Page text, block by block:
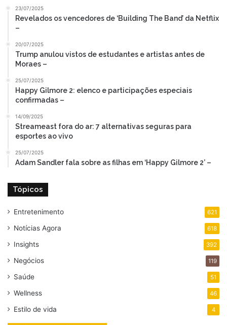
23/07/2025
Revelados os vencedores de ‘Building The Band’ da Netflix
–
20/07/2025
Trump anulou vistos de estudantes e artistas antes de
Moraes –
25/07/2025
Happy Gilmore 2: elenco e participações especiais
confirmadas –
14/09/2025
Streameast fora do ar: 7 alternativas seguras para
esportes ao vivo
25/07/2025
Adam Sandler fala sobre as filhas em ‘Happy Gilmore 2’ –
Tópicos
Entretenimento 621
Notícias Agora 618
Insights 392
Negócios 119
Saúde 51
Wellness 46
Estilo de vida 4